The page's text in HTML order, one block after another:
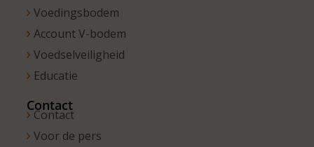
Voedingsbodem
Account V-bodem
Voedselveiligheid
Educatie
Contact
Contact
Voor de pers